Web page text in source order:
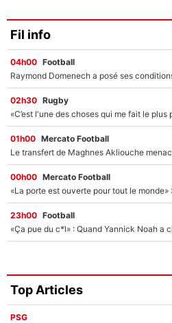
Fil info
04h00 Football
02h30 Rugby
01h00 Mercato Football
00h00 Mercato Football
23h00 Football
Top Articles
PSG